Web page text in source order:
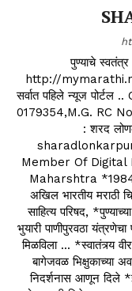
पुण्याचे
http://
सर्वात पहिले न्यूज
0179354,M.G. RC
: शरद
Member Of Digital
Maharshtra *1984
अखिल भारतीय मराठी
साहित्य परिषद,
भुयारी पाणीपुरवठा
मिळविला ... *स्वातंत्र्य
बागेजवळ भिक्षुकाच्या
निदर्शनास आणून दिले